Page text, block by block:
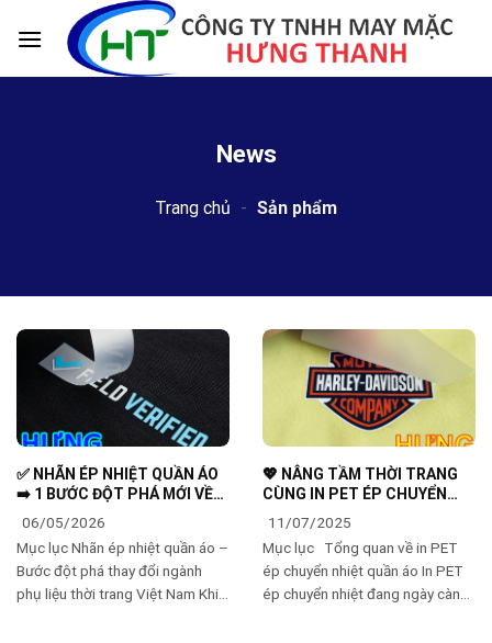
News
Trang chủ - Sản phẩm
✅‪ NHÃN ÉP NHIỆT QUẦN ÁO
➡️ 1 BƯỚC ĐỘT PHÁ MỚI VỀ
NGÀNH MAY MẶC ⭐️
06/05/2026
Mục lục Nhãn ép nhiệt quần áo –
Bước đột phá thay đổi ngành
phụ liệu thời trang Việt Nam Khi
💖 NÂNG TẦM THỜI TRANG
CÙNG IN PET ÉP CHUYỂN
NHIỆT QUẦN ÁO SÁNG TẠO ✅
11/07/2025
Mục lục Tổng quan về in PET
ép chuyển nhiệt quần áo In PET
ép chuyển nhiệt đang ngày càng